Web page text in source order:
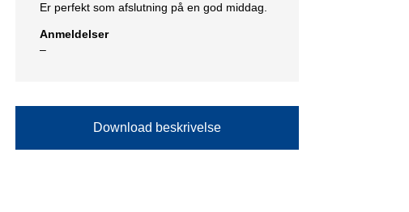
Er perfekt som afslutning på en god middag.
Anmeldelser
–
Download beskrivelse